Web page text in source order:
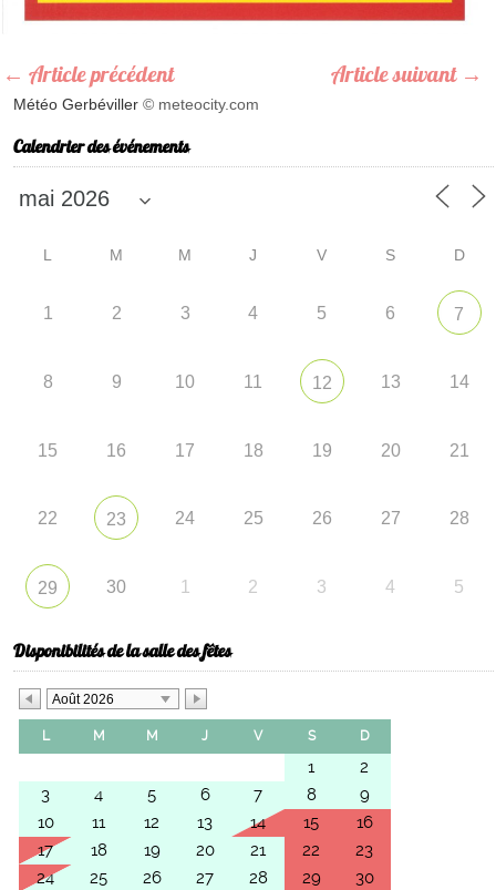
← Article précédent Article suivant →
Météo Gerbéviller © meteocity.com
Calendrier des événements
L M M J V S D
1 2 3 4 5 6 7
8 9 10 11 12 13 14
15 16 17 18 19 20 21
22 23 24 25 26 27 28
29 30 1 2 3 4 5
Disponibilités de la salle des fêtes
Août 2026
L M M J V S D
1
2
3
4 5 6 7 8
9
10
11 12 13 14 15
16
17
18 19 20 21 22
23
24
25 26 27 28 29
30